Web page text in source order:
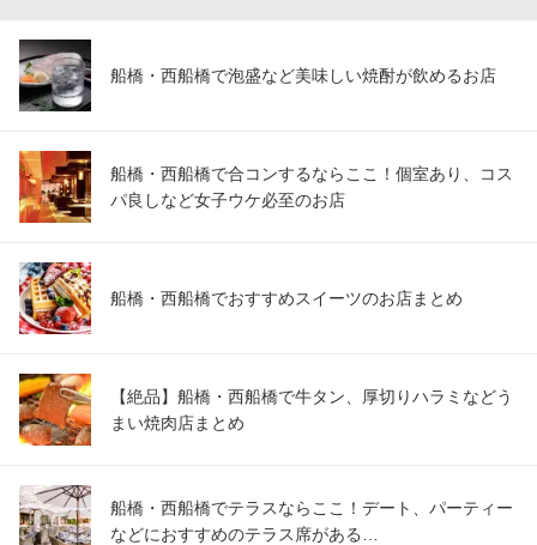
船橋・西船橋で泡盛など美味しい焼酎が飲めるお店
船橋・西船橋で合コンするならここ！個室あり、コス
パ良しなど女子ウケ必至のお店
船橋・西船橋でおすすめスイーツのお店まとめ
【絶品】船橋・西船橋で牛タン、厚切りハラミなどう
まい焼肉店まとめ
船橋・西船橋でテラスならここ！デート、パーティー
などにおすすめのテラス席がある…